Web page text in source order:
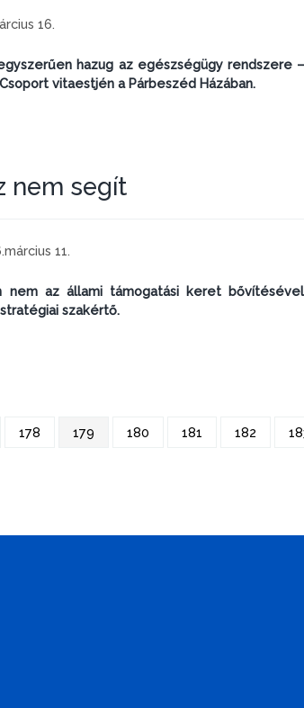
16.
hazug az egészségügy rendszere
vitaestjén a Párbeszéd Házában.
nem segít
11.
nem az állami támogatási keret
szakértő.
178 179 180 181 182